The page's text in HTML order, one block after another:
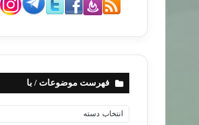
فهرست موضوعات / با